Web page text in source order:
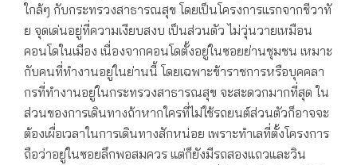
ใกล้ๆ กับกระทรวงสาธารณสุข โดยเป็นโครงการแรกจากชีวาทั
ย จุดเด่นอยู่ที่ความเงียบสงบ เป็นส่วนตัว ไม่วุ่นวายเหมือน
คอนโดในเมือง เนื่องจากคอนโดตั้งอยู่ในซอยย่านชุมชน เหมาะ
กับคนที่ทำงานอยู่ในย่านนี้ โดยเฉพาะข้าราชการหรือบุคคลา
กรที่ทำงานอยู่ในกระทรวงสาธารณสุข จะสะดวกมากที่สุด ใน
ส่วนของการเดินทางถ้าหากใครที่ไม่ใช้รถยนต์ส่วนตัวก็อาจจะ
ต้องเผื่อเวลาในการเดินทางสักหน่อย เพราะทำเลที่ตั้งโครงการ
ถือว่าอยู่ในซอยลึกพอสมควร แต่ก็ยังมีรถสองแถวและวิน